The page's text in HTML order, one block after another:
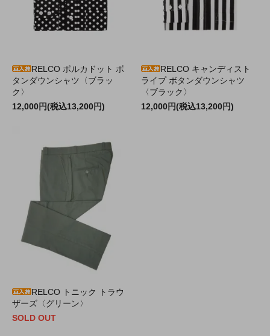
RELCO ポルカドット ボ
タンダウンシャツ〈ブラッ
ク〉
12,000円(税込13,200円)
RELCO キャンディスト
ライプ ボタンダウンシャツ
〈ブラック〉
12,000円(税込13,200円)
RELCO トニック トラウ
ザーズ〈グリーン〉
SOLD OUT